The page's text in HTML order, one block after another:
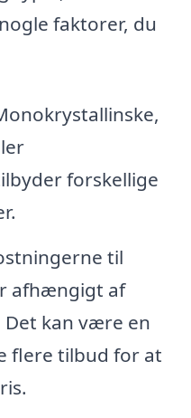
faktorer, du
forskellige
til
afhængigt af
kan være en
flere tilbud for at